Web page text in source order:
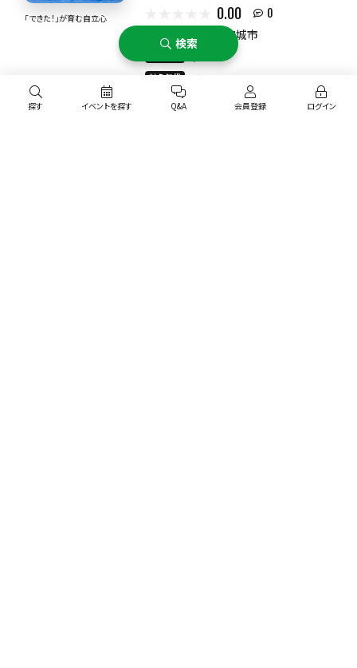
「できた！」が育む自立心 0.00 0
東海 愛知県安城市
対象年代
幼児
検索
探す イベントを探す Q&A 会員登録 ログイン